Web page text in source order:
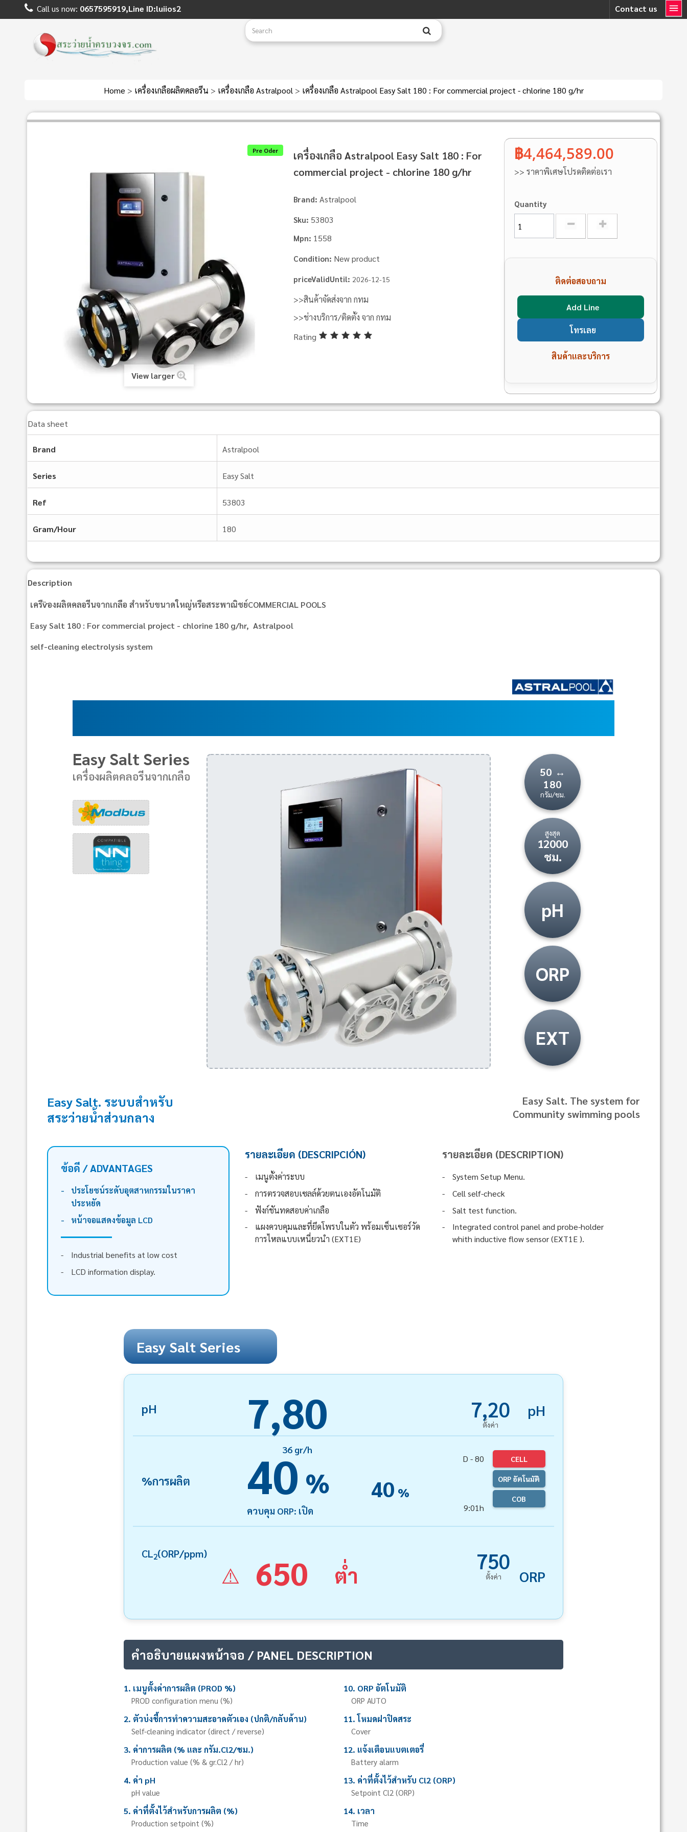
Contact us
Call us now: 0657595919,Line ID:luiios2
Home > เครื่องเกลือผลิตคลอรีน > เครื่องเกลือ Astralpool > เครื่องเกลือ Astralpool Easy Salt 180 : For commercial project - chlorine 180 g/hr
Pre Oder
View larger
เครื่องเกลือ Astralpool Easy Salt 180 : For
commercial project - chlorine 180 g/hr
Brand: Astralpool
Sku: 53803
Mpn: 1558
Condition: New product
priceValidUntil: 2026-12-15
>>สินค้าจัดส่งจาก กทม
>>ช่างบริการ/ติดตั้ง จาก กทม
Rating
฿4,464,589.00
>> ราคาพิเศษโปรดติดต่อเรา
Quantity
ติดต่อสอบถาม
Add Line
โทรเลย
สินค้าและบริการ
Data sheet
Brand Astralpool
Series Easy Salt
Ref 53803
Gram/Hour 180
Description
เครืѷองผลิตคลอรีนจากเกลือ สําหรับขนาดใหญ่หรือสระพาณิชย์COMMERCIAL POOLS
Easy Salt 180 : For commercial project - chlorine 180 g/hr, Astralpool
self-cleaning electrolysis system
Easy Salt Series
เครื่องผลิตคลอรีนจากเกลือ
50 ↔
180
กรัม/ชม.
สูงสุด
12000
ชม.
pH
ORP
EXT
Easy Salt. ระบบสำหรับ
สระว่ายน้ำส่วนกลาง
Easy Salt. The system for
Community swimming pools
ข้อดี / ADVANTAGES
-
ประโยชน์ระดับอุตสาหกรรมในราคา
ประหยัด
-
หน้าจอแสดงข้อมูล LCD
-
Industrial benefits at low cost
-
LCD information display.
รายละเอียด (DESCRIPCIÓN)
-
เมนูตั้งค่าระบบ
-
การตรวจสอบเซลล์ด้วยตนเองอัตโนมัติ
-
ฟังก์ชันทดสอบค่าเกลือ
-
แผงควบคุมและที่ยึดโพรบในตัว พร้อมเซ็นเซอร์วัด
การไหลแบบเหนี่ยวนำ (EXT1E)
รายละเอียด (DESCRIPTION)
-
System Setup Menu.
-
Cell self-check
-
Salt test function.
-
Integrated control panel and probe-holder
whith inductive flow sensor (EXT1E ).
Easy Salt Series
pH 7,80 7,20
ตั้งค่า
pH
%การผลิต
36 gr/h
40 %
ควบคุม ORP: เปิด
40 %
D - 80
9:01h
CELL
ORP อัตโนมัติ
COB
CL2(ORP/ppm)
⚠️ 650 ต่ำ
750
ตั้งค่า ORP
คำอธิบายแผงหน้าจอ / PANEL DESCRIPTION
1. เมนูตั้งค่าการผลิต (PROD %)
PROD configuration menu (%)
2. ตัวบ่งชี้การทำความสะอาดตัวเอง (ปกติ/กลับด้าน)
Self-cleaning indicator (direct / reverse)
3. ค่าการผลิต (% และ กรัม.Cl2/ชม.)
Production value (% & gr.Cl2 / hr)
4. ค่า pH
pH value
5. ค่าที่ตั้งไว้สำหรับการผลิต (%)
Production setpoint (%)
10. ORP อัตโนมัติ
ORP AUTO
11. โหมดฝาปิดสระ
Cover
12. แจ้งเตือนแบตเตอรี่
Battery alarm
13. ค่าที่ตั้งไว้สำหรับ Cl2 (ORP)
Setpoint Cl2 (ORP)
14. เวลา
Time